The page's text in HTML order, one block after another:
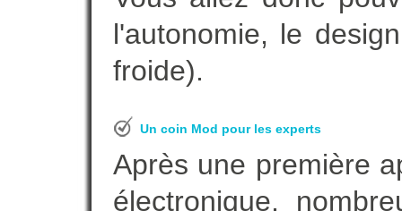
l'autonomie, le
froide).
Un coin Mod pour les experts
Après une première
électronique,